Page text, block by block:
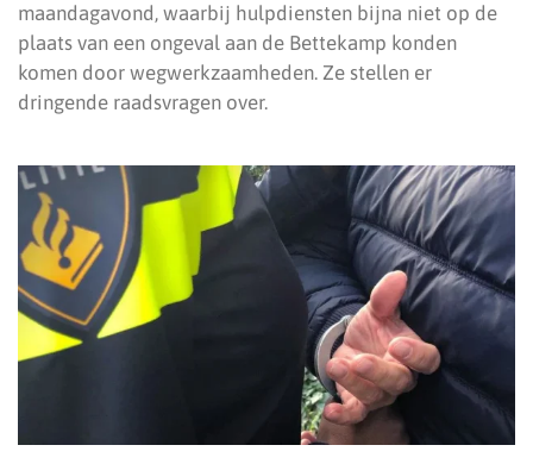
maandagavond, waarbij hulpdiensten bijna niet op de
plaats van een ongeval aan de Bettekamp konden
komen door wegwerkzaamheden. Ze stellen er
dringende raadsvragen over.